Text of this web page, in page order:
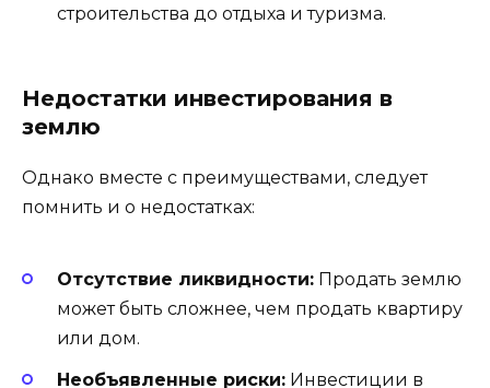
строительства до отдыха и туризма.
Недостатки инвестирования в
землю
Однако вместе с преимуществами, следует
помнить и о недостатках:
Отсутствие ликвидности: Продать землю
может быть сложнее, чем продать квартиру
или дом.
Необъявленные риски: Инвестиции в